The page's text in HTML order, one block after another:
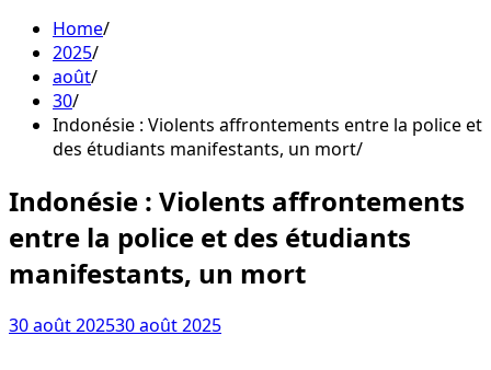
Home
2025
août
30
Indonésie : Violents affrontements entre la police et
des étudiants manifestants, un mort
Indonésie : Violents affrontements
entre la police et des étudiants
manifestants, un mort
30 août 202530 août 2025